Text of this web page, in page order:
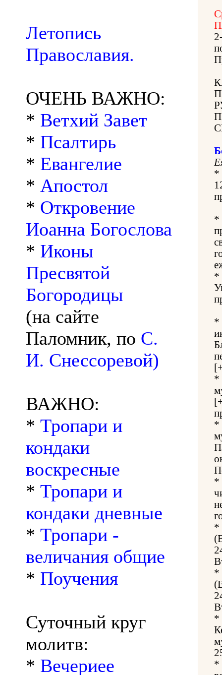
Летопись
Православия.
ОЧЕНЬ ВАЖНО:
* Ветхий Завет
* Псалтирь
* Евангелие
* Апостол
* Откровение
Иоанна Богослова
* Иконы
Пресвятой
Богородицы
(на сайте
Паломник, по С.
И. Снессоревой)
ВАЖНО:
* Тропари и
кондаки
воскресные
* Тропари и
кондаки дневные
* Тропари -
величания общие
* Поучения
Суточный круг
молитв:
* Вечериее
*
*
*
*
*
*
*
*
*
*
*